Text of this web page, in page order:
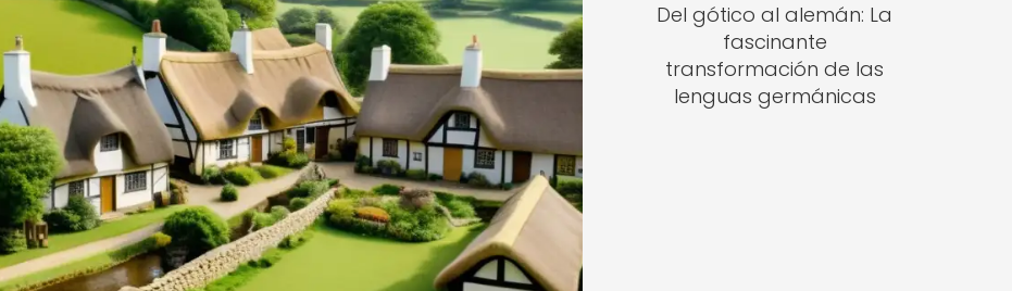
Del gótico al alemán: La
fascinante
transformación de las
lenguas germánicas